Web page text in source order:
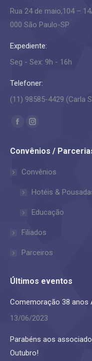
Rua 24 de maio,104 –
000 São Paulo-SP
Expediente:
Seg - Sex: 9h - 16h
Telefoner:
(11) 98585-4429 (Carla
Encontre-nos em:
Facebook
opens
window
Instagram
opens
window
Convênios /
Convênios
Hotéis &
Educação
Filiados
Parceiros
Últimos eventos
Comemoração 38 anos
13/06/2023
Parabéns aos
Outubro!